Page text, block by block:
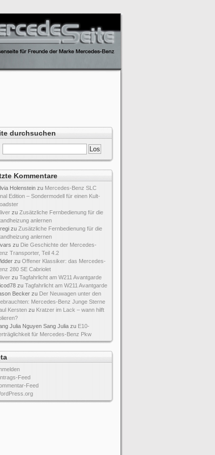
durchsuchen
Kommentare
Holenstein zu Mercedes-Benz SLC
Edition – Sondermodell für einen Kult-
zu Zusätzliche Fernbedienung für die
anlernen
zu Zusätzliche Fernbedienung für die
anlernen
zu Die Geschichte der Mercedes-
Transporter, Teil 4.2
zu Offener Klassiker: das Mercedes-
280 SE Cabriolet
zu Tagfahrlicht am W211 Avantgarde
zu Tagfahrlicht am W211 Avantgarde
Becker zu Der Neuwagen unter den
Mercedes-Benz Junge Sterne
Kersten zu Kratzer im Lack – wann hilft
Julia Nguyen Sang Julia zu E10-
für Mercedes-Benz Pkw
Feed
Feed